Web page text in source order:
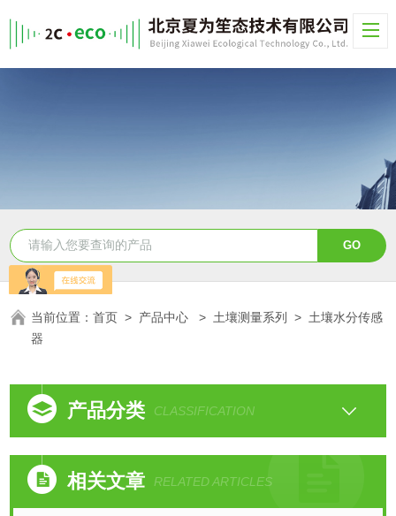
当前位置：首页 > 产品中心 > 土壤测量系列 > 土壤水分传感
器
产品分类 CLASSIFICATION
相关文章 RELATED ARTICLES